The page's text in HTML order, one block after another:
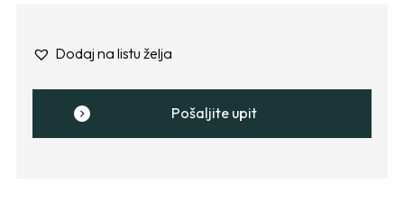
Dodaj na listu želja
Pošaljite upit